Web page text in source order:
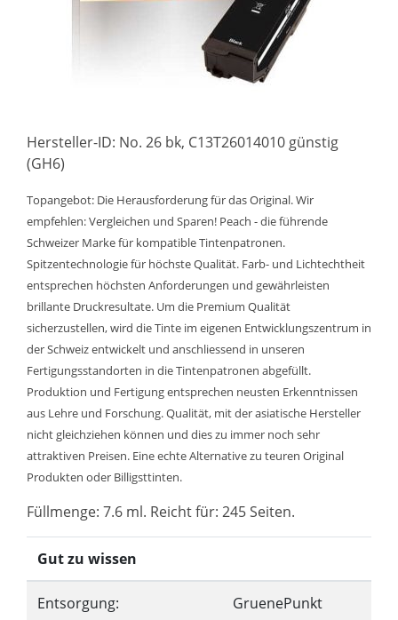
Hersteller-ID: No. 26 bk, C13T26014010 günstig
(GH6)
Topangebot: Die Herausforderung für das Original. Wir
empfehlen: Vergleichen und Sparen! Peach - die führende
Schweizer Marke für kompatible Tintenpatronen.
Spitzentechnologie für höchste Qualität. Farb- und Lichtechtheit
entsprechen höchsten Anforderungen und gewährleisten
brillante Druckresultate. Um die Premium Qualität
sicherzustellen, wird die Tinte im eigenen Entwicklungszentrum in
der Schweiz entwickelt und anschliessend in unseren
Fertigungsstandorten in die Tintenpatronen abgefüllt.
Produktion und Fertigung entsprechen neusten Erkenntnissen
aus Lehre und Forschung. Qualität, mit der asiatische Hersteller
nicht gleichziehen können und dies zu immer noch sehr
attraktiven Preisen. Eine echte Alternative zu teuren Original
Produkten oder Billigsttinten.
Füllmenge: 7.6 ml. Reicht für: 245 Seiten.
Gut zu wissen
Entsorgung: GruenePunkt